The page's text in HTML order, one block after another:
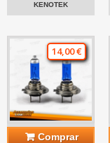
KENOTEK
14,00 €
Comprar